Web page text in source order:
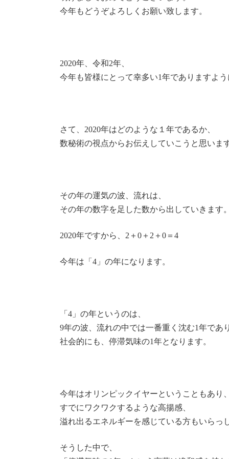
今年もどうぞよろしくお願い致します。
2020年、令和2年、
今年も皆様にとって幸多い1年でありますよう
さて、2020年はどのような１年であるか、
数秘術の視点からお伝えしていこうと思います
その年の運気の波、流れは、
その年の数字を足した数から出していきます。
2020年ですから、2＋0＋2＋0＝4
今年は「4」の年になります。
「4」の年というのは、
9年の波、流れの中では一番重く沈む1年であり
社会的にも、停滞気味の1年となります。
今年はオリンピックイヤーということもあり、
すでにワクワクするような高揚感、
溢れ出るエネルギーを感じている方もいらっ
そうした中で、